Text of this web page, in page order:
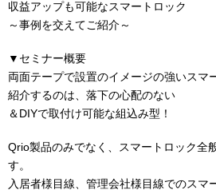
収益アップも可能なスマートロック
～事例を交えてご紹介～
▼セミナー概要
両面テープで設置のイメージの強いスマ
紹介するのは、落下の心配のない
＆DIYで取付け可能な組込み型！
Qrio製品のみでなく、スマートロック全
す。
入居者様目線、管理会社様目線でのスマ